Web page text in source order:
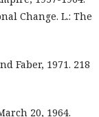
Change. L.: The
Faber, 1971. 218
20, 1964.